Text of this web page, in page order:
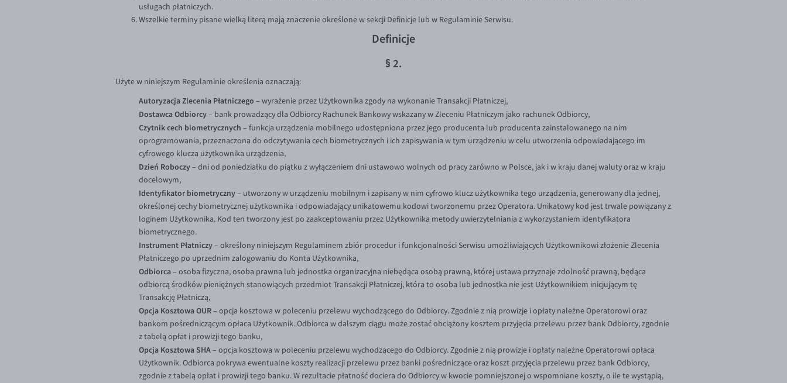
usługach płatniczych.
Wszelkie terminy pisane wielką literą mają znaczenie określone w sekcji Definicje lub w Regulaminie Serwisu.
Definicje
§ 2.
Użyte w niniejszym Regulaminie określenia oznaczają:
Autoryzacja Zlecenia Płatniczego – wyrażenie przez Użytkownika zgody na wykonanie Transakcji Płatniczej,
Dostawca Odbiorcy– bank prowadzący dla Odbiorcy Rachunek Bankowy wskazany w Zleceniu Płatniczym jako rachunek Odbiorcy,
Czytnik cech biometrycznych – funkcja urządzenia mobilnego udostępniona przez jego producenta lub producenta zainstalowanego na nim
oprogramowania, przeznaczona do odczytywania cech biometrycznych i ich zapisywania w tym urządzeniu w celu utworzenia odpowiadającego im
cyfrowego klucza użytkownika urządzenia,
Dzień Roboczy– dni od poniedziałku do piątku z wyłączeniem dni ustawowo wolnych od pracy zarówno w Polsce, jak i w kraju danej waluty oraz w kraju
docelowym,
Identyfikator biometryczny– utworzony w urządzeniu mobilnym i zapisany w nim cyfrowo klucz użytkownika tego urządzenia, generowany dla jednej,
określonej cechy biometrycznej użytkownika i odpowiadający unikatowemu kodowi tworzonemu przez Operatora. Unikatowy kod jest trwale powiązany z
loginem Użytkownika. Kod ten tworzony jest po zaakceptowaniu przez Użytkownika metody uwierzytelniania z wykorzystaniem identyfikatora
biometrycznego.
Instrument Płatniczy– określony niniejszym Regulaminem zbiór procedur i funkcjonalności Serwisu umożliwiających Użytkownikowi złożenie Zlecenia
Płatniczego po uprzednim zalogowaniu do Konta Użytkownika,
Odbiorca– osoba fizyczna, osoba prawna lub jednostka organizacyjna niebędąca osobą prawną, której ustawa przyznaje zdolność prawną, będąca
odbiorcą środków pieniężnych stanowiących przedmiot Transakcji Płatniczej, która to osoba lub jednostka nie jest Użytkownikiem inicjującym tę
Transakcję Płatniczą,
Opcja Kosztowa OUR– opcja kosztowa w poleceniu przelewu wychodzącego do Odbiorcy. Zgodnie z nią prowizje i opłaty należne Operatorowi oraz
bankom pośredniczącym opłaca Użytkownik. Odbiorca w dalszym ciągu może zostać obciążony kosztem przyjęcia przelewu przez bank Odbiorcy, zgodnie
z tabelą opłat i prowizji tego banku,
Opcja Kosztowa SHA– opcja kosztowa w poleceniu przelewu wychodzącego do Odbiorcy. Zgodnie z nią prowizje i opłaty należne Operatorowi opłaca
Użytkownik. Odbiorca pokrywa ewentualne koszty realizacji przelewu przez banki pośredniczące oraz koszt przyjęcia przelewu przez bank Odbiorcy,
zgodnie z tabelą opłat i prowizji tego banku. W rezultacie płatność dociera do Odbiorcy w kwocie pomniejszonej o wspomniane koszty, o ile te wystąpią,